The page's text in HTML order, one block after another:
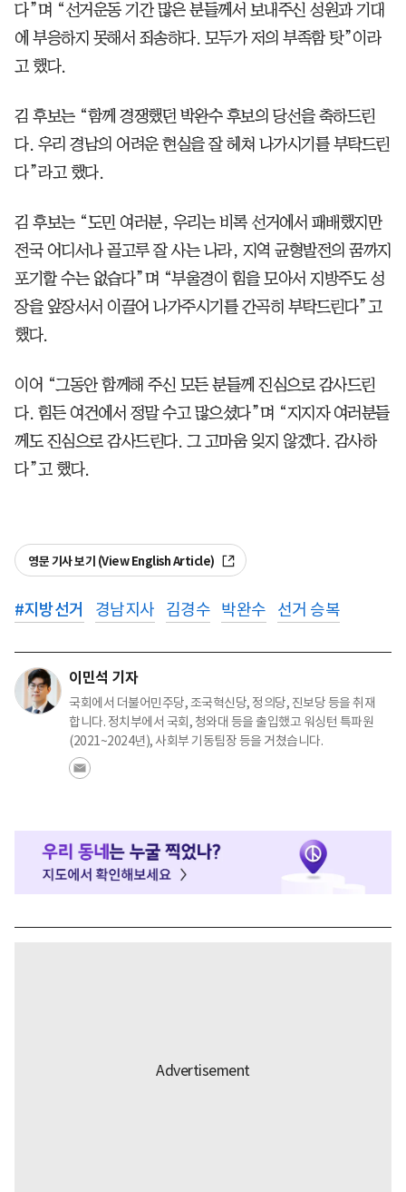
다”며 “선거운동 기간 많은 분들께서 보내주신 성원과 기대
에 부응하지 못해서 죄송하다. 모두가 저의 부족함 탓”이라
고 했다.
김 후보는 “함께 경쟁했던 박완수 후보의 당선을 축하드린
다. 우리 경남의 어려운 현실을 잘 헤쳐 나가시기를 부탁드린
다”라고 했다.
김 후보는 “도민 여러분, 우리는 비록 선거에서 패배했지만
전국 어디서나 골고루 잘 사는 나라, 지역 균형발전의 꿈까지
포기할 수는 없습다”며 “부울경이 힘을 모아서 지방주도 성
장을 앞장서서 이끌어 나가주시기를 간곡히 부탁드린다”고
했다.
이어 “그동안 함께해 주신 모든 분들께 진심으로 감사드린
다. 힘든 여건에서 정말 수고 많으셨다”며 “지지자 여러분들
께도 진심으로 감사드린다. 그 고마움 잊지 않겠다. 감사하
다”고 했다.
영문 기사 보기 (View English Article)
#지방선거 경남지사 김경수 박완수 선거 승복
이민석 기자
국회에서 더불어민주당, 조국혁신당, 정의당, 진보당 등을 취재
합니다. 정치부에서 국회, 청와대 등을 출입했고 워싱턴 특파원
(2021~2024년), 사회부 기동팀장 등을 거쳤습니다.